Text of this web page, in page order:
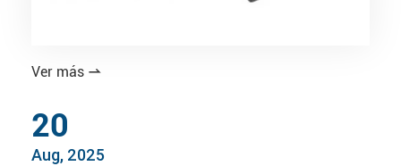
Ver más 
20
Aug, 2025